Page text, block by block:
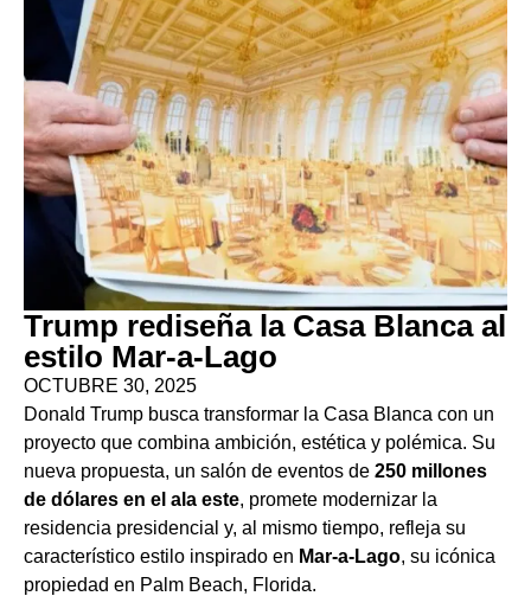
Trump rediseña la Casa Blanca al
estilo Mar-a-Lago
OCTUBRE 30, 2025
Donald Trump busca transformar la Casa Blanca con un
proyecto que combina ambición, estética y polémica. Su
nueva propuesta, un salón de eventos de 250 millones
de dólares en el ala este, promete modernizar la
residencia presidencial y, al mismo tiempo, refleja su
característico estilo inspirado en Mar-a-Lago, su icónica
propiedad en Palm Beach, Florida.